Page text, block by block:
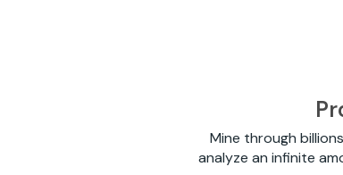
Mine through
analyze an infinite